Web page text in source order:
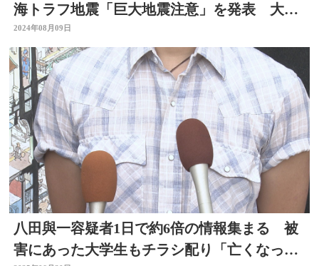
海トラフ地震「巨大地震注意」を発表 大分
県佐伯市
2024年08月09日
八田與一容疑者1日で約6倍の情報集まる 被
害にあった大学生もチラシ配り「亡くなった